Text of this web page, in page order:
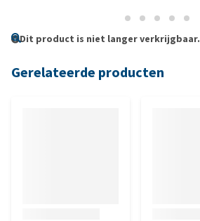
Dit product is niet langer verkrijgbaar.
Gerelateerde producten